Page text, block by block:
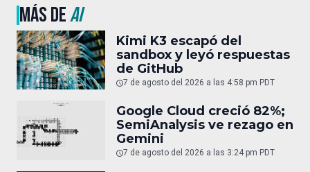
MÁS DEAI
Kimi K3 escapó del
sandbox y leyó respuestas
de GitHub
7 de agosto del 2026 a las 4:58 pm PDT
Google Cloud creció 82%;
SemiAnalysis ve rezago en
Gemini
7 de agosto del 2026 a las 3:24 pm PDT